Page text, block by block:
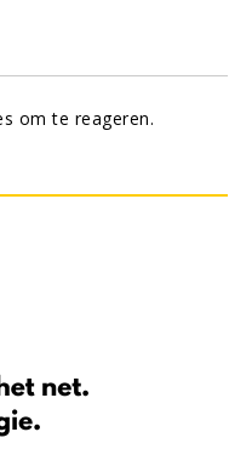
om te reageren.